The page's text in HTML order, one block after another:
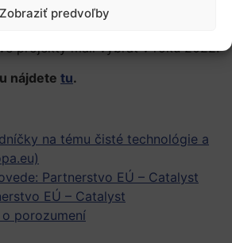
Zobraziť predvoľby
štátov EÚ prostredníctvom
projekty mali vybrať v roku 2022.
nájdete tu.
na tému čisté technológie a
Partnerstvo EÚ – Catalyst
EÚ – Catalyst
porozumení